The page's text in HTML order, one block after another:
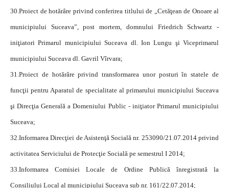
30.Proiect de hotărâre privind conferirea titlului de „Cetăţean de Onoare al
municipiului Suceava”, post mortem, domnului Friedrich Schwartz -
iniţiatori Primarul municipiului Suceava dl. Ion Lungu şi Viceprimarul
municipiului Suceava dl. Gavril Vîrvara;
31.Proiect de hotărâre privind transformarea unor posturi în statele de
funcţii pentru Aparatul de specialitate al primarului municipiului Suceava
şi Direcţia Generală a Domeniului Public - iniţiator Primarul municipiului
Suceava;
32.Informarea Direcţiei de Asistenţă Socială nr. 253090/21.07.2014 privind
activitatea Serviciului de Protecţie Socială pe semestrul I 2014;
33.Informarea Comisiei Locale de Ordine Publică înregistrată la
Consiliului Local al municipiului Suceava sub nr. 161/22.07.2014;